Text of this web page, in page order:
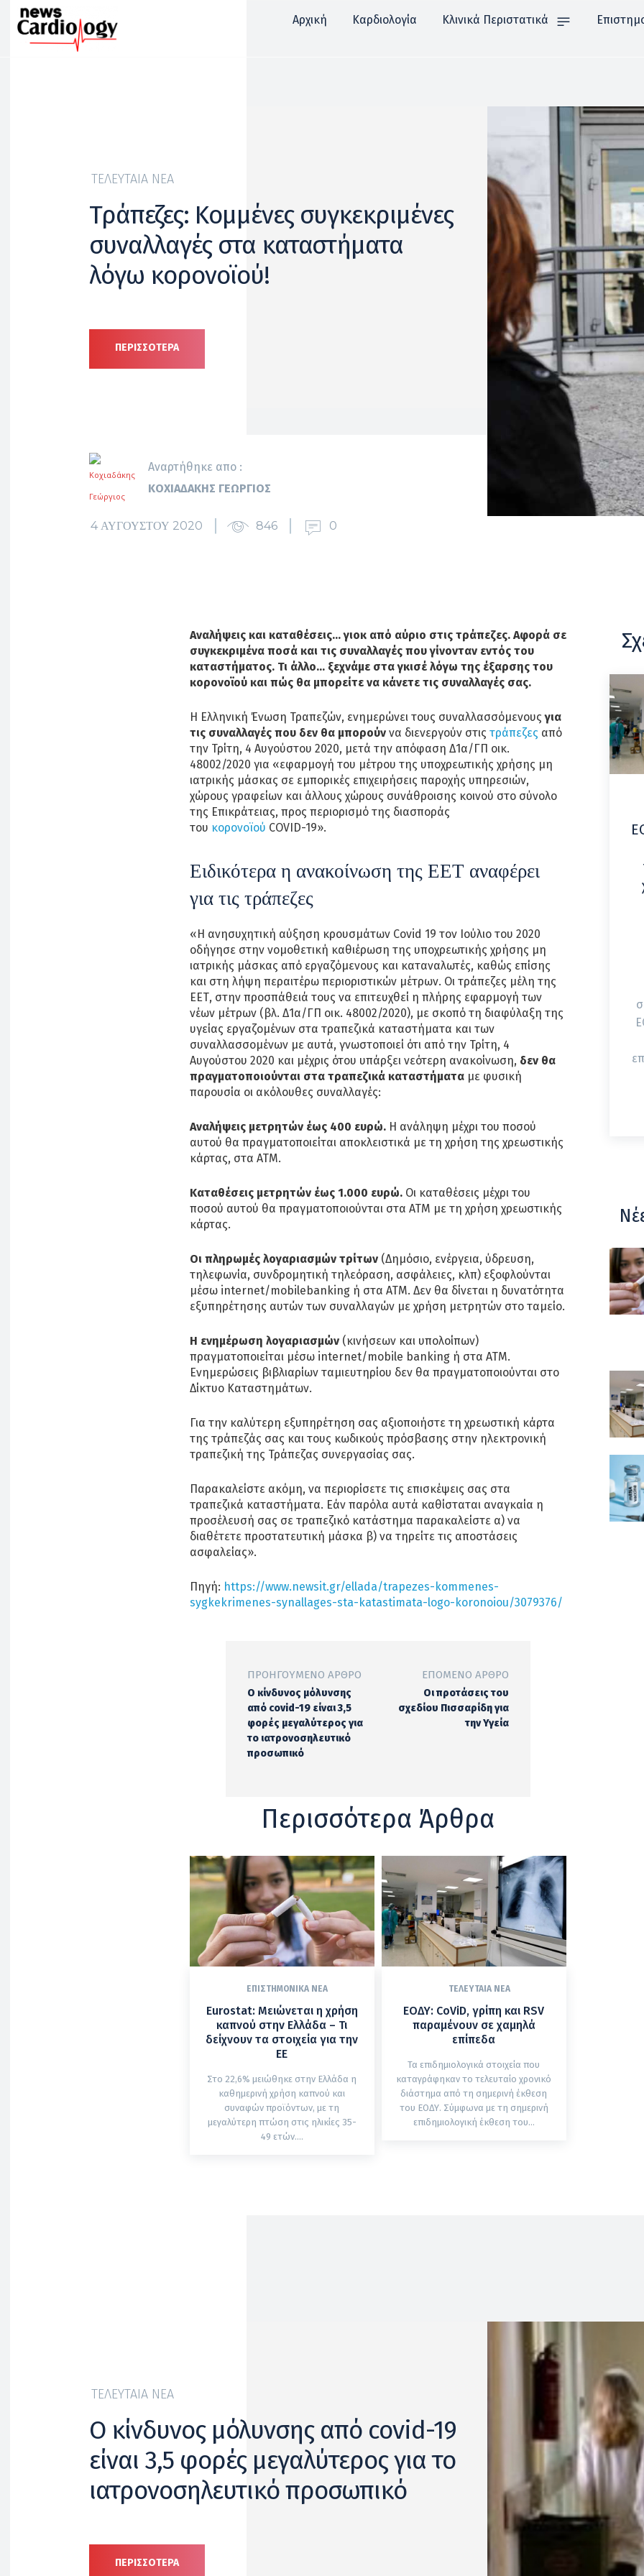
Αρχική Καρδιολογία Κλινικά Περιστατικά
ΤΕΛΕΥΤΑΊΑ ΝΈΑ
Τράπεζες: Κομμένες συγκεκριμένες
συναλλαγές στα καταστήματα
λόγω κορονοϊού!
ΠΕΡΙΣΣΟΤΕΡΑ
Αναρτήθηκε απο :
ΚΟΧΙΑΔΆΚΗΣ ΓΕΏΡΓΙΟΣ
4 ΑΥΓΟΎΣΤΟΥ 2020 846 0
Αναλήψεις και καταθέσεις… γιοκ από αύριο στις τράπεζες. Αφορά σε
συγκεκριμένα ποσά και τις συναλλαγές που γίνονταν εντός του
καταστήματος. Τι άλλο… ξεχνάμε στα γκισέ λόγω της έξαρσης του
κορονοϊού και πώς θα μπορείτε να κάνετε τις συναλλαγές σας.
Η Ελληνική Ένωση Τραπεζών, ενημερώνει τους συναλλασσόμενουςγια
τις συναλλαγές που δεν θα μπορούν να διενεργούν στις τράπεζες από
την Τρίτη, 4 Αυγούστου 2020, μετά την απόφαση Δ1α/ΓΠ οικ.
48002/2020 για «εφαρμογή του μέτρου της υποχρεωτικής χρήσης μη
ιατρικής μάσκας σε εμπορικές επιχειρήσεις παροχής υπηρεσιών,
χώρους γραφείων και άλλους χώρους συνάθροισης κοινού στο σύνολο
της Επικράτειας, προς περιορισμό της διασποράς
του κορoνοϊού COVID-19».
Ειδικότερα η ανακοίνωση της ΕΕΤ αναφέρει
για τις τράπεζες
«Η ανησυχητική αύξηση κρουσμάτων Covid 19 τον Ιούλιο του 2020
οδήγησε στην νομοθετική καθιέρωση της υποχρεωτικής χρήσης μη
ιατρικής μάσκας από εργαζόμενους και καταναλωτές, καθώς επίσης
και στη λήψη περαιτέρω περιοριστικών μέτρων. Οι τράπεζες μέλη της
ΕΕΤ, στην προσπάθειά τους να επιτευχθεί η πλήρης εφαρμογή των
νέων μέτρων (βλ. Δ1α/ΓΠ οικ. 48002/2020), με σκοπό τη διαφύλαξη της
υγείας εργαζομένων στα τραπεζικά καταστήματα και των
συναλλασσομένων με αυτά, γνωστοποιεί ότι από την Τρίτη, 4
Αυγούστου 2020 και μέχρις ότου υπάρξει νεότερη ανακοίνωση, δεν θα
πραγματοποιούνται στα τραπεζικά καταστήματα με φυσική
παρουσία οι ακόλουθες συναλλαγές:
Αναλήψεις μετρητών έως 400 ευρώ. Η ανάληψη μέχρι του ποσού
αυτού θα πραγματοποιείται αποκλειστικά με τη χρήση της χρεωστικής
κάρτας, στα ΑΤΜ.
Καταθέσεις μετρητών έως 1.000 ευρώ. Οι καταθέσεις μέχρι του
ποσού αυτού θα πραγματοποιούνται στα ΑΤΜ με τη χρήση χρεωστικής
κάρτας.
Οι πληρωμές λογαριασμών τρίτων (Δημόσιο, ενέργεια, ύδρευση,
τηλεφωνία, συνδρομητική τηλεόραση, ασφάλειες, κλπ) εξοφλούνται
μέσω internet/mobilebanking ή στα ΑΤΜ. Δεν θα δίνεται η δυνατότητα
εξυπηρέτησης αυτών των συναλλαγών με χρήση μετρητών στο ταμείο.
Η ενημέρωση λογαριασμών (κινήσεων και υπολοίπων)
πραγματοποιείται μέσω internet/mobile banking ή στα ΑΤΜ.
Ενημερώσεις βιβλιαρίων ταμιευτηρίου δεν θα πραγματοποιούνται στο
Δίκτυο Καταστημάτων.
Για την καλύτερη εξυπηρέτηση σας αξιοποιήστε τη χρεωστική κάρτα
της τράπεζάς σας και τους κωδικούς πρόσβασης στην ηλεκτρονική
τραπεζική της Τράπεζας συνεργασίας σας.
Παρακαλείστε ακόμη, να περιορίσετε τις επισκέψεις σας στα
τραπεζικά καταστήματα. Εάν παρόλα αυτά καθίσταται αναγκαία η
προσέλευσή σας σε τραπεζικό κατάστημα παρακαλείστε α) να
διαθέτετε προστατευτική μάσκα β) να τηρείτε τις αποστάσεις
ασφαλείας».
Πηγή: https://www.newsit.gr/ellada/trapezes-kommenes-
sygkekrimenes-synallages-sta-katastimata-logo-koronoiou/3079376/
ΠΡΟΗΓΟΎΜΕΝΟ ΆΡΘΡΟ
Ο κίνδυνος μόλυνσης
από covid-19 είναι 3,5
φορές μεγαλύτερος για
το ιατρονοσηλευτικό
προσωπικό
ΕΠΌΜΕΝΟ ΆΡΘΡΟ
Οι προτάσεις του
σχεδίου Πισσαρίδη για
την Υγεία
Περισσότερα Άρθρα
ΕΠΙΣΤΗΜΟΝΙΚΆ ΝΈΑ
Eurostat: Μειώνεται η χρήση
καπνού στην Ελλάδα – Τι
δείχνουν τα στοιχεία για την
ΕΕ
Στο 22,6% μειώθηκε στην Ελλάδα η
καθημερινή χρήση καπνού και
συναφών προϊόντων, με τη
μεγαλύτερη πτώση στις ηλικίες 35-
49 ετών....
ΤΕΛΕΥΤΑΊΑ ΝΈΑ
ΕΟΔΥ: CoViD, γρίπη και RSV
παραμένουν σε χαμηλά
επίπεδα
Τα επιδημιολογικά στοιχεία που
καταγράφηκαν το τελευταίο χρονικό
διάστημα από τη σημερινή έκθεση
του ΕΟΔΥ. Σύμφωνα με τη σημερινή
επιδημιολογική έκθεση του...